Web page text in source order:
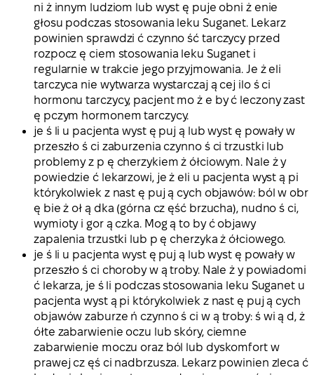
ni ż innym ludziom lub wyst ę puje obni ż enie
głosu podczas stosowania leku Suganet. Lekarz
powinien sprawdzi ć czynno ść tarczycy przed
rozpocz ę ciem stosowania leku Suganet i
regularnie w trakcie jego przyjmowania. Je ż eli
tarczyca nie wytwarza wystarczaj ą cej ilo ś ci
hormonu tarczycy, pacjent mo ż e by ć leczony zast
ę pczym hormonem tarczycy.
je ś li u pacjenta wyst ę puj ą lub wyst ę powały w
przeszło ś ci zaburzenia czynno ś ci trzustki lub
problemy z p ę cherzykiem ż ółciowym. Nale ż y
powiedzie ć lekarzowi, je ż eli u pacjenta wyst ą pi
którykolwiek z nast ę puj ą cych objawów: ból w obr
ę bie ż oł ą dka (górna cz ęść brzucha), nudno ś ci,
wymioty i gor ą czka. Mog ą to by ć objawy
zapalenia trzustki lub p ę cherzyka ż ółciowego.
je ś li u pacjenta wyst ę puj ą lub wyst ę powały w
przeszło ś ci choroby w ą troby. Nale ż y powiadomi
ć lekarza, je ś li podczas stosowania leku Suganet u
pacjenta wyst ą pi którykolwiek z nast ę puj ą cych
objawów zaburze ń czynno ś ci w ą troby: ś wi ą d, ż
ółte zabarwienie oczu lub skóry, ciemne
zabarwienie moczu oraz ból lub dyskomfort w
prawej cz ęś ci nadbrzusza. Lekarz powinien zleca ć